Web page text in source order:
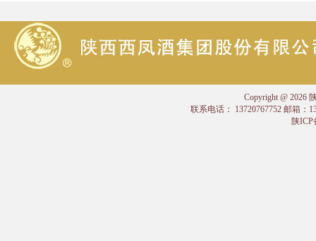
Copyright @ 2026
联系电话： 13720767752 邮箱：
陕ICP